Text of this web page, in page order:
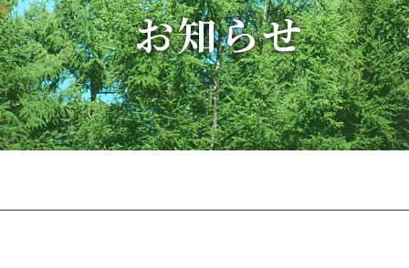
アフターメンテナンス
施工事例
お知らせ